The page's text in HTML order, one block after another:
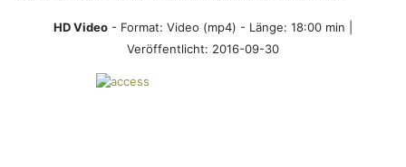
HD Video - Format: Video (mp4) - Länge: 18:00 min |
Veröffentlicht: 2016-09-30